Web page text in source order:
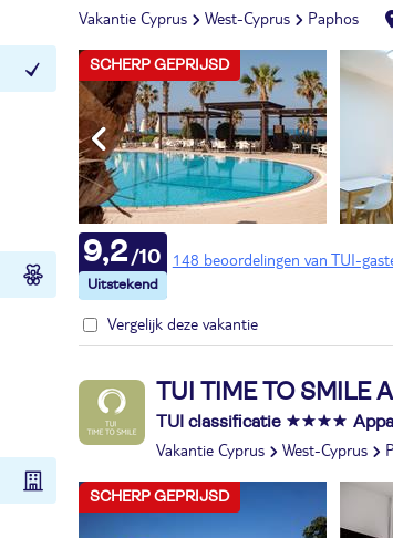
Vakantie Cyprus West-Cyprus Paphos
SCHERP GEPRIJSD
148 beoordelingen van TUI-
9,2
Vergelijk deze vakantie
TUI TIME TO SMILE
TUI classificatie
Vakantie Cyprus West-Cyprus
SCHERP GEPRIJSD